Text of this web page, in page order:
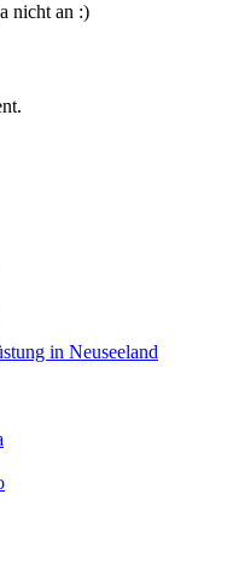
nicht an :)
in Neuseeland